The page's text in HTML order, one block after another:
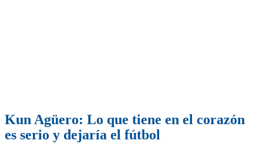
Kun Agüero: Lo que tiene en el corazón
es serio y dejaría el fútbol